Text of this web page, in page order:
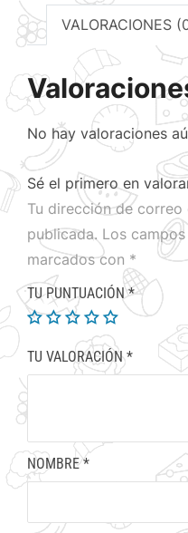
VALORACIONES
No hay valoraciones
Sé el primero en
Tu dirección de
publicada. Los
marcados con *
TU PUNTUACIÓN*
TU VALORACIÓN*
NOMBRE*